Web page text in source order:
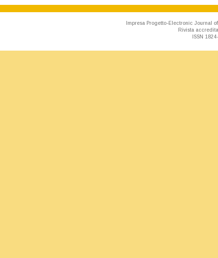
Impresa Progetto-Electronic Journal
Rivista
ISSN